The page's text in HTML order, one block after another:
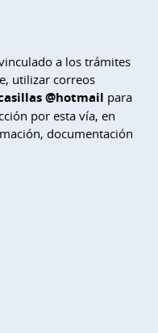
a los trámites
utilizar correos
@hotmail para
por esta vía, en
documentación